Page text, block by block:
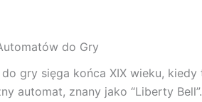
do Gry
gry sięga końca XIX wieku, kiedy
automat, znany jako “Liberty